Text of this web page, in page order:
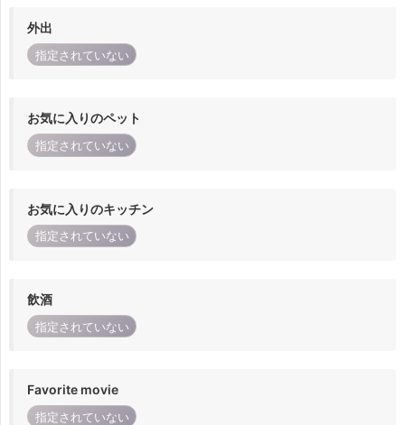
外出
指定されていない
お気に入りのペット
指定されていない
お気に入りのキッチン
指定されていない
飲酒
指定されていない
Favorite movie
指定されていない